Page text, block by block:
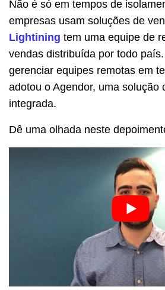
Não é só em tempos de
empresas usam soluções de
Lightining tem uma equipe de
vendas distribuída por todo
gerenciar equipes remotas em
adotou o Agendor, uma solução
integrada.
Dê uma olhada neste